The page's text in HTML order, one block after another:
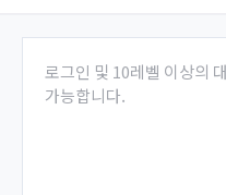
로그인 및 10레벨 이상의
가능합니다.